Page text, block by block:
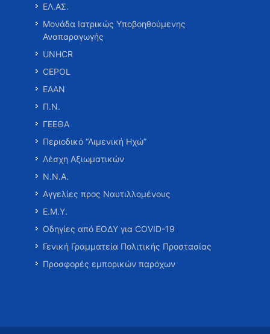
ΕΛ.ΑΣ.
Μονάδα Ιατρικώς Υποβοηθούμενης
Αναπαραγωγής
UNHCR
CEPOL
ΕΑΑΝ
Π.Ν.
ΓΕΕΘΑ
Περιοδικό “Λιμενική Ηχώ”
Λέσχη Αξιωματικών
Ν.Ν.Α.
Αγγελίες προς Ναυτιλλομένους
Ε.Μ.Υ.
Οδηγίες από ΕΟΔΥ για COVID-19
Γενική Γραμματεία Πολιτικής Προστασίας
Προσφορές εμπορικών παρόχων